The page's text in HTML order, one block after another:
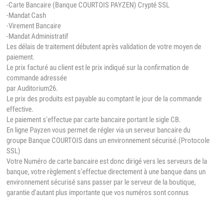
-Carte Bancaire (Banque COURTOIS PAYZEN) Crypté SSL
-Mandat Cash
-Virement Bancaire
-Mandat Administratif
Les délais de traitement débutent après validation de votre moyen de
paiement.
Le prix facturé au client est le prix indiqué sur la confirmation de
commande adressée
par Auditorium26.
Le prix des produits est payable au comptant le jour de la commande
effective.
Le paiement s'effectue par carte bancaire portant le sigle CB.
En ligne Payzen vous permet de régler via un serveur bancaire du
groupe Banque COURTOIS dans un environnement sécurisé.(Protocole
SSL)
Votre Numéro de carte bancaire est donc dirigé vers les serveurs de la
banque, votre règlement s'effectue directement à une banque dans un
environnement sécurisé sans passer par le serveur de la boutique,
garantie d'autant plus importante que vos numéros sont connus